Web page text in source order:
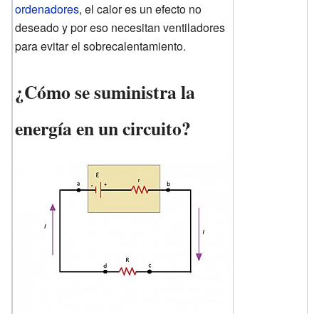
ordenadores, el calor es un efecto no
deseado y por eso necesitan ventiladores
para evitar el sobrecalentamiento.
¿Cómo se suministra la
energía en un circuito?